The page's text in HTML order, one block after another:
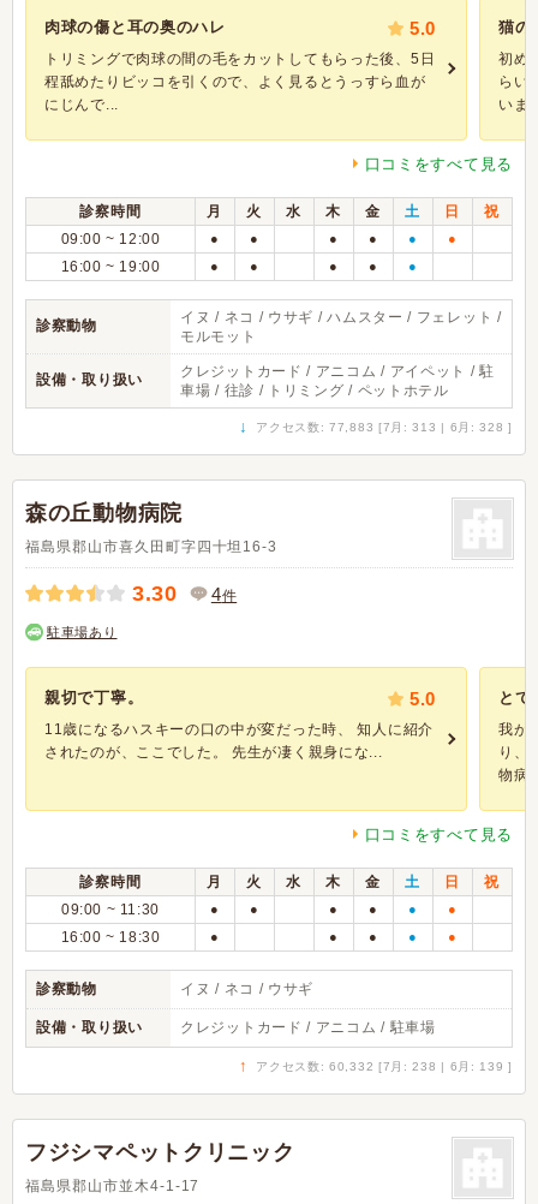
肉球の傷と耳の奥のハレ 5.0
トリミングで肉球の間の毛をカットしてもらった後、5日
程舐めたりビッコを引くので、よく見るとうっすら血が
にじんで...
猫の
初め
らい
いま
口コミをすべて見る
診察時間 月 火 水 木 金 土 日
祝
09:00 ~ 12:00
● ● ● ● ● ●
16:00 ~ 19:00 ● ● ● ● ●
診察動物
イヌ / ネコ / ウサギ / ハムスター / フェレット /
モルモット
設備・取り扱い
クレジットカード / アニコム / アイペット / 駐
車場 / 往診 / トリミング / ペットホテル
↓ アクセス数: 77,883 [7月: 313 | 6月: 328 ]
森の丘動物病院
福島県郡山市喜久田町字四十坦16-3
3.30 4件
駐車場あり
親切で丁寧。 5.0
11歳になるハスキーの口の中が変だった時、 知人に紹介
されたのが、ここでした。 先生が凄く親身にな...
とて
我が
り、
物病
口コミをすべて見る
診察時間 月 火 水 木 金 土 日
祝
09:00 ~ 11:30
● ● ● ● ● ●
16:00 ~ 18:30 ● ● ● ● ●
診察動物 イヌ / ネコ / ウサギ
設備・取り扱い クレジットカード / アニコム / 駐車場
↑ アクセス数: 60,332 [7月: 238 | 6月: 139 ]
フジシマペットクリニック
福島県郡山市並木4-1-17